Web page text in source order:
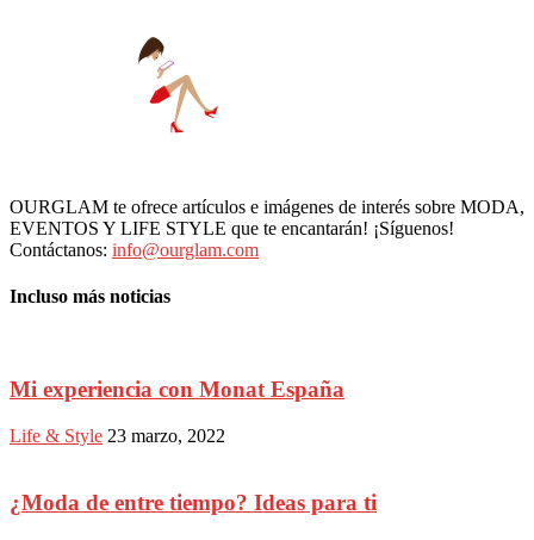
OURGLAM te ofrece artículos e imágenes de interés sobre MODA,
EVENTOS Y LIFE STYLE que te encantarán! ¡Síguenos!
Contáctanos: info@ourglam.com
Incluso más noticias
Mi experiencia con Monat España
Life & Style 23 marzo, 2022
¿Moda de entre tiempo? Ideas para ti